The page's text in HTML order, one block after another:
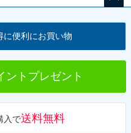
へ
に便利にお買い物
ントプレゼント
入で送料無料